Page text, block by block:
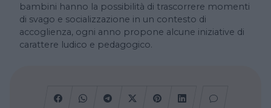
bambini hanno la possibilità di trascorrere momenti
di svago e socializzazione in un contesto di
accoglienza, ogni anno propone alcune iniziative di
carattere ludico e pedagogico.